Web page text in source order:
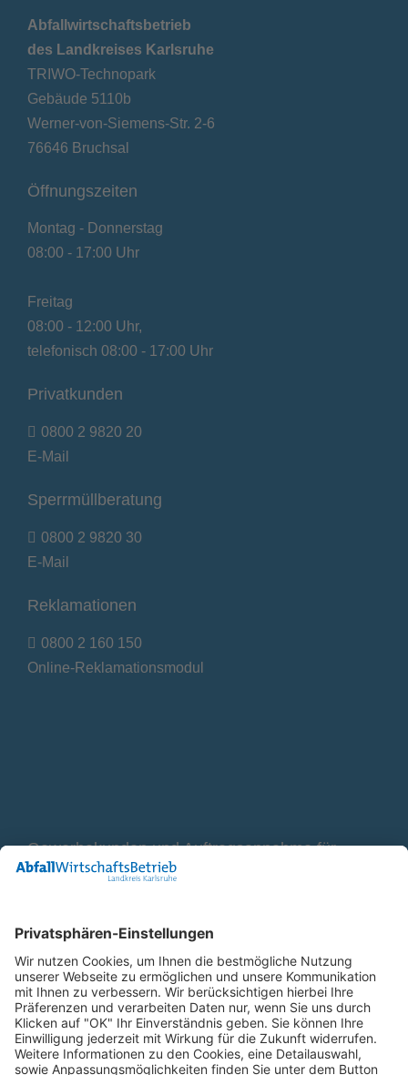
Abfallwirtschaftsbetrieb
des Landkreises Karlsruhe
TRIWO-Technopark
Gebäude 5110b
Werner-von-Siemens-Str. 2-6
76646 Bruchsal
Öffnungszeiten
Montag - Donnerstag
08:00 - 17:00 Uhr
Freitag
08:00 - 12:00 Uhr,
telefonisch 08:00 - 17:00 Uhr
Privatkunden
0800 2 9820 20
E-Mail
Sperrmüllberatung
0800 2 9820 30
E-Mail
Reklamationen
0800 2 160 150
Online-Reklamationsmodul
Gewerbekunden und Auftragsannahme für
Container
E-Mail
Bleiben Sie in Verbindung
Facebook Landkreis Karlsruhe
Instagram Landkreis Karlsruhe